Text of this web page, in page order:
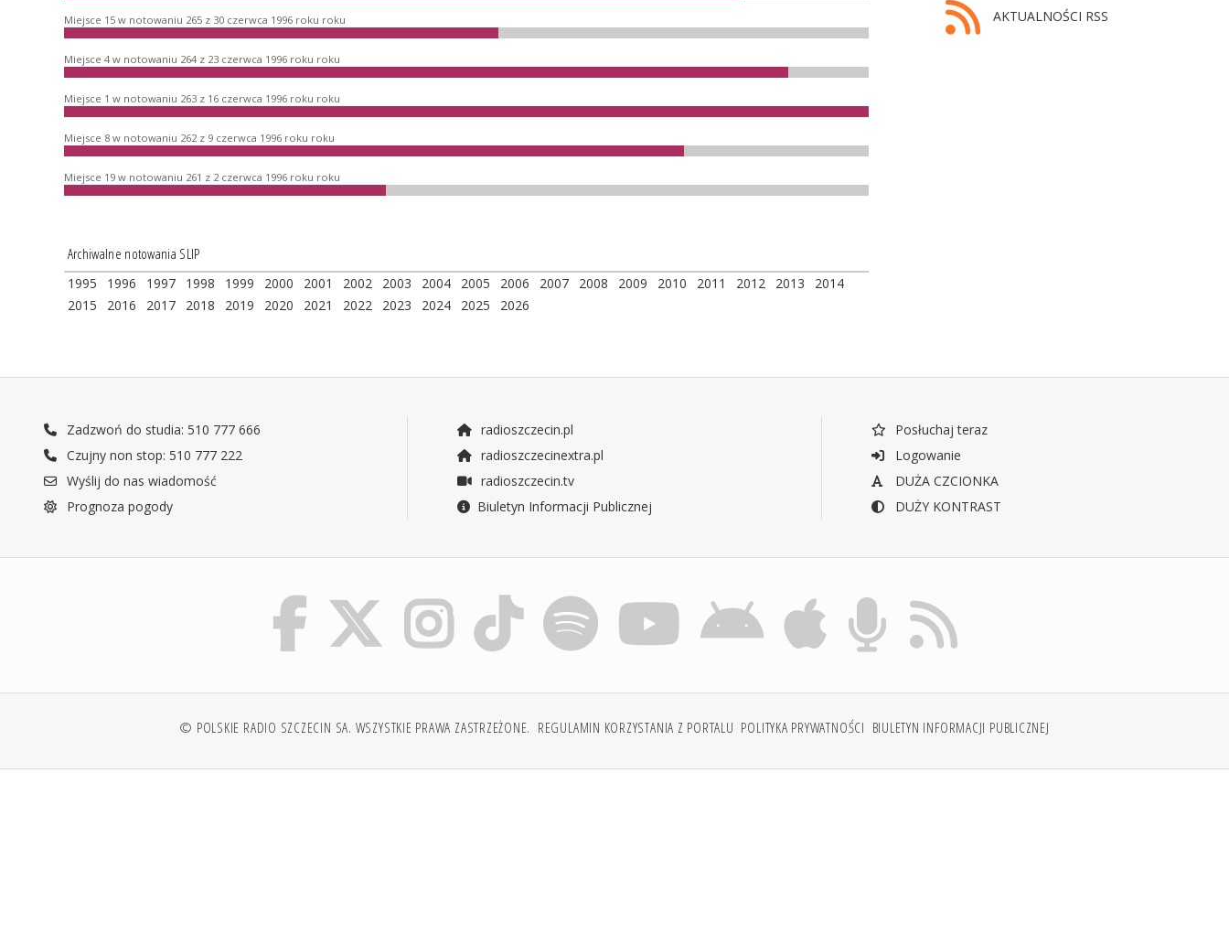
Miejsce 15 w notowaniu 265 z 30 czerwca 1996 roku roku
Miejsce 4 w notowaniu 264 z 23 czerwca 1996 roku roku
Miejsce 1 w notowaniu 263 z 16 czerwca 1996 roku roku
Miejsce 8 w notowaniu 262 z 9 czerwca 1996 roku roku
Miejsce 19 w notowaniu 261 z 2 czerwca 1996 roku roku
Archiwalne notowania SLIP
1995 1996 1997 1998 1999 2000 2001 2002 2003 2004 2005 2006 2007 2008 2009 2010 2011 2012 2013
2014
2015
2016 2017 2018 2019 2020 2021 2022 2023 2024 2025 2026
AKTUALNOŚCI RSS
Zadzwoń do studia: 510 777 666
Czujny non stop: 510 777 222
Wyślij do nas wiadomość
Prognoza pogody
radioszczecin.pl
radioszczecinextra.pl
radioszczecin.tv
Biuletyn Informacji Publicznej
Posłuchaj teraz
Logowanie
DUŻA CZCIONKA
DUŻY KONTRAST
© POLSKIE RADIO SZCZECIN SA. WSZYSTKIE PRAWA ZASTRZEŻONE. REGULAMIN KORZYSTANIA Z PORTALU POLITYKA PRYWATNOŚCI BIULETYN INFORMACJI PUBLICZNEJ